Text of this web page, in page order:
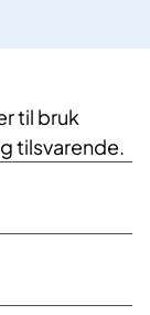
til bruk
tilsvarende.